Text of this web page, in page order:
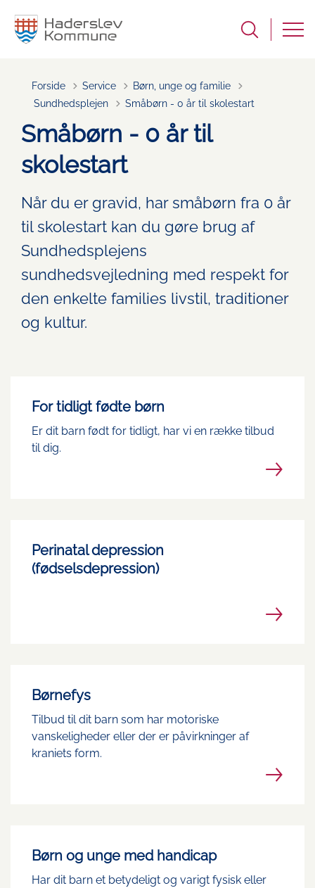
Forside Service
Børn, unge og familie
Tilbage til
Sundhedsplejen Småbørn - 0 år til skolestart
Småbørn - 0 år til
skolestart
Når du er gravid, har småbørn fra 0 år
til skolestart kan du gøre brug af
Sundhedsplejens
sundhedsvejledning med respekt for
den enkelte families livstil, traditioner
og kultur.
For tidligt fødte børn
Er dit barn født for tidligt, har vi en række tilbud
til dig.
Perinatal depression
(fødselsdepression)
Børnefys
Tilbud til dit barn som har motoriske
vanskeligheder eller der er påvirkninger af
kraniets form.
Børn og unge med handicap
Har dit barn et betydeligt og varigt fysisk eller